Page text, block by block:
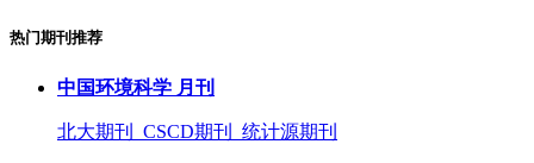
热门期刊推荐
中国环境科学 月刊
北大期刊 CSCD期刊 统计源期刊